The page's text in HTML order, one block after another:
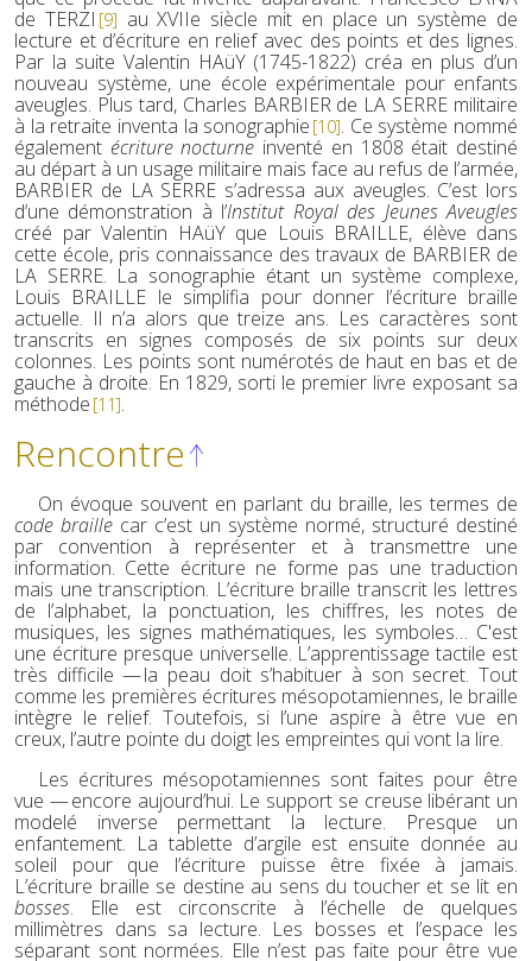
de TERZI [9] au XVIIe siècle mit en place un système de
lecture et d’écriture en relief avec des points et des lignes.
Par la suite Valentin HAüY (1745-1822) créa en plus d’un
nouveau système, une école expérimentale pour enfants
aveugles. Plus tard, Charles BARBIER de LA SERRE militaire
à la retraite inventa la sonographie [10]. Ce système nommé
également écriture nocturne inventé en 1808 était destiné
au départ à un usage militaire mais face au refus de l’armée,
BARBIER de LA SERRE s’adressa aux aveugles. C’est lors
d’une démonstration à l’Institut Royal des Jeunes Aveugles
créé par Valentin HAüY que Louis BRAILLE, élève dans
cette école, pris connaissance des travaux de BARBIER de
LA SERRE. La sonographie étant un système complexe,
Louis BRAILLE le simplifia pour donner l’écriture braille
actuelle. Il n’a alors que treize ans. Les caractères sont
transcrits en signes composés de six points sur deux
colonnes. Les points sont numérotés de haut en bas et de
gauche à droite. En 1829, sorti le premier livre exposant sa
méthode [11].
Rencontre
On évoque souvent en parlant du braille, les termes de
code braille car c’est un système normé, structuré destiné
par convention à représenter et à transmettre une
information. Cette écriture ne forme pas une traduction
mais une transcription. L’écriture braille transcrit les lettres
de l’alphabet, la ponctuation, les chiffres, les notes de
musiques, les signes mathématiques, les symboles… C'est
une écriture presque universelle. L’apprentissage tactile est
très difficile — la peau doit s’habituer à son secret. Tout
comme les premières écritures mésopotamiennes, le braille
intègre le relief. Toutefois, si l’une aspire à être vue en
creux, l’autre pointe du doigt les empreintes qui vont la lire.
Les écritures mésopotamiennes sont faites pour être
vue — encore aujourd’hui. Le support se creuse libérant un
modelé inverse permettant la lecture. Presque un
enfantement. La tablette d’argile est ensuite donnée au
soleil pour que l’écriture puisse être fixée à jamais.
L’écriture braille se destine au sens du toucher et se lit en
bosses. Elle est circonscrite à l’échelle de quelques
millimètres dans sa lecture. Les bosses et l’espace les
séparant sont normées. Elle n’est pas faite pour être vue